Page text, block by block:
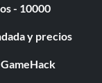
- 10000
y precios